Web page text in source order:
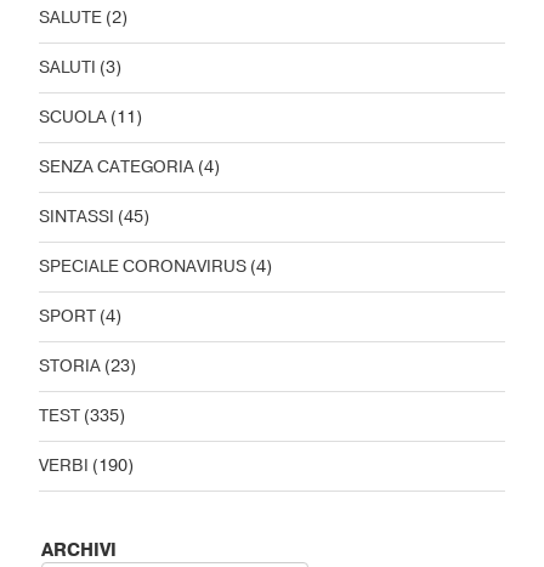
SALUTE (2)
SALUTI (3)
SCUOLA (11)
SENZA CATEGORIA (4)
SINTASSI (45)
SPECIALE CORONAVIRUS (4)
SPORT (4)
STORIA (23)
TEST (335)
VERBI (190)
ARCHIVI